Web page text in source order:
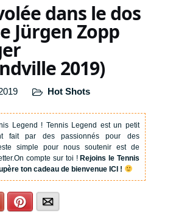
dans le dos
Jürgen Zopp
2019)
Hot Shots
Legend ! Tennis Legend est un petit
fait par des passionnés pour des
simple pour nous soutenir est de
On compte sur toi !Rejoins le Tennis
ton cadeau de bienvenue ICI !
Pinterest